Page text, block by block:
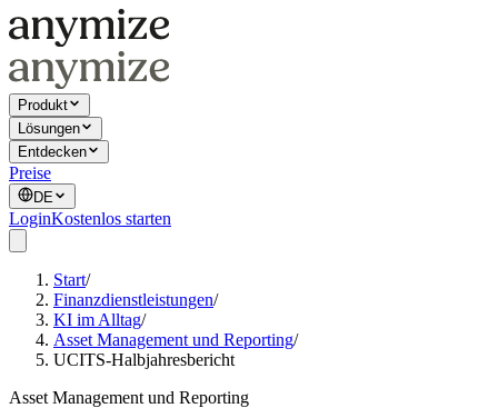
Produkt
Lösungen
Entdecken
Preise
DE
LoginKostenlos starten
Start/
Finanzdienstleistungen/
KI im Alltag/
Asset Management und Reporting/
UCITS-Halbjahresbericht
Asset Management und Reporting